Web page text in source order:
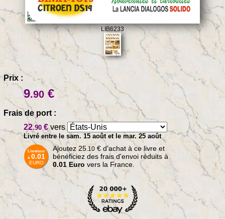
LIB6233
Prix :
9.90 €
Frais de port :
22.90 €vers
Livré entre le sam. 15 août et le mar. 25 août
Livraison
à 0.01
EURO
Ajoutez 25 .10 € d'achat à ce livre et
bénéficiez des frais d'envoi réduits à
0.01 Euro vers la France.